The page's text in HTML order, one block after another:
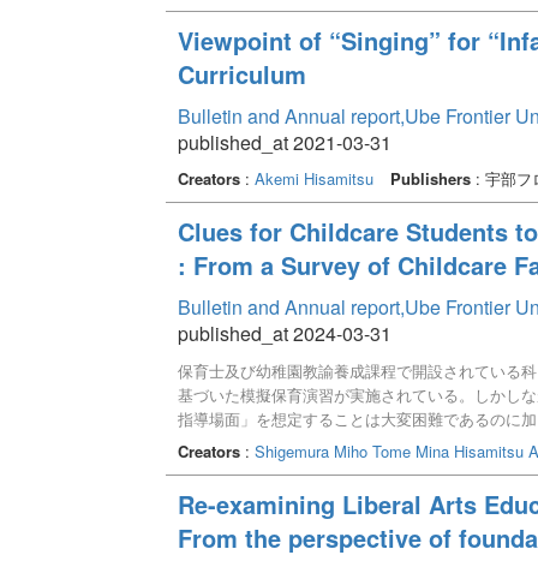
Viewpoint of “Singing” for
Curriculum
Bulletin and Annual report,Ube Frontier
published_at 2021-03-31
Creators: Akemi Hisamitsu Publishers: 宇部フ
Clues for Childcare Students
: From a Survey of Childcare
Bulletin and Annual report,Ube Frontier
published_at 2024-03-31
保育士及び幼稚園教諭養成課程で開設されている
基づいた模擬保育演習が実施されている。しかし
指導場面」を想定することは大変困難であるのに
る。そのため、経験の浅い学生たちは「具体的な
されている現状がある。 本研究では、保育施設
する時間帯、②主な活動の種類、③活動時の配慮
整理することができた。
Creators: Shigemura Miho Tome Mina Hisamitsu
Re-examining Liberal Arts
From the perspective of